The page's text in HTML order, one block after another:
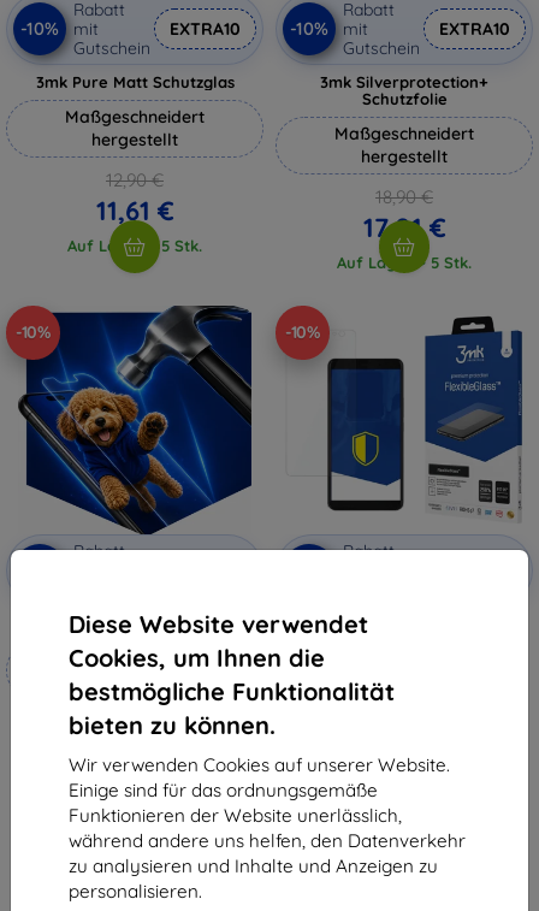
Diese Website verwendet
Cookies, um Ihnen die
bestmögliche Funktionalität
bieten zu können.
Wir verwenden Cookies auf unserer Website.
Einige sind für das ordnungsgemäße
Funktionieren der Website unerlässlich,
während andere uns helfen, den Datenverkehr
zu analysieren und Inhalte und Anzeigen zu
personalisieren.
-10%
Rabatt
mit
Gutschein
EXTRA10
3mk Pure Matt Schutzglas
Maßgeschneidert
hergestellt
12,90 €
11,61 €
Auf Lager > 5 Stk.
-10%
Rabatt
mit
Gutschein
EXTRA10
3mk Silverprotection+
Schutzfolie
Maßgeschneidert
hergestellt
18,90 €
17,01 €
Auf Lager > 5 Stk.
-10%
Rabatt
3mk Hammer Schutzfolie
Maßgeschneidert
hergestellt
19,90 €
17,91 €
Auf Lager 4 Stk.
-10%
Rabatt
3MK FlexibleGlass HTC U11+
Hybridglas
9,81 €
vom ganzen6.